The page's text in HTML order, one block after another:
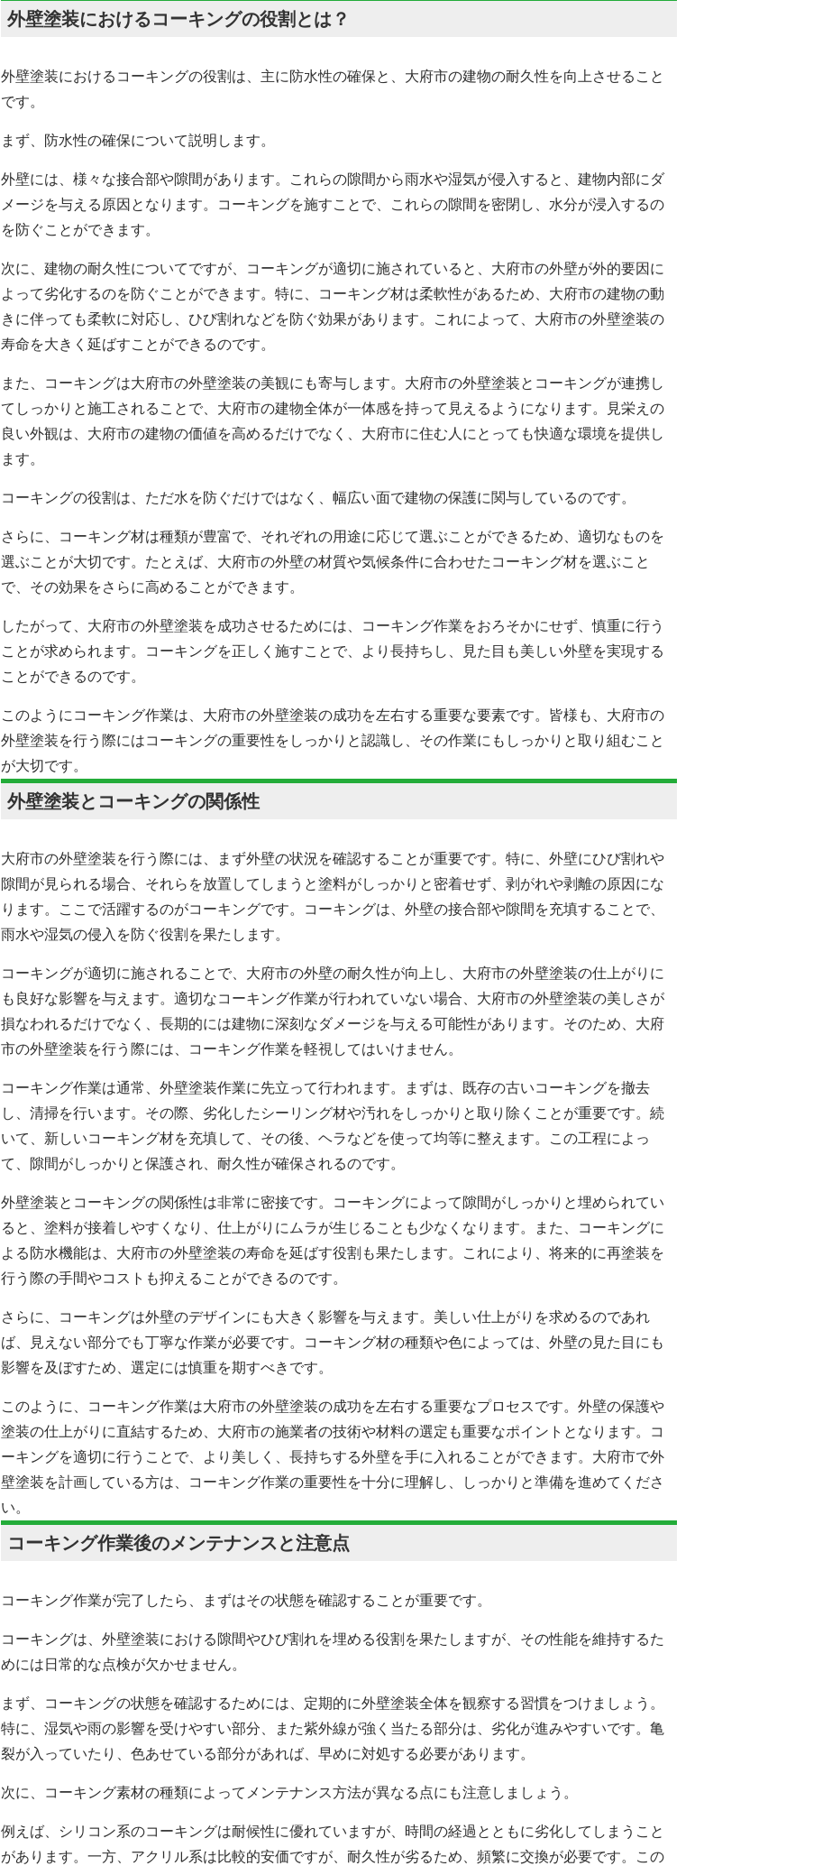
外壁塗装におけるコーキングの役割とは？
外壁塗装におけるコーキングの役割は、主に防水性の確保と、 大府市の建物の耐久性を向上させること
です。
まず、防水性の確保について説明します。
外壁には、様々な接合部や隙間があります。これらの隙間から雨水や湿気が侵入すると、建物内部にダ
メージを与える原因となります。コーキングを施すことで、これらの隙間を密閉し、水分が浸入するの
を防ぐことができます。
次に、建物の耐久性についてですが、コーキングが適切に施されていると、 大府市の外壁が外的要因に
よって劣化するのを防ぐことができます。特に、コーキング材は柔軟性があるため、 大府市の建物の動
きに伴っても柔軟に対応し、ひび割れなどを防ぐ効果があります。これによって、 大府市の外壁塗装の
寿命を大きく延ばすことができるのです。
また、コーキングは大府市の外壁塗装の美観にも寄与します。 大府市の外壁塗装とコーキングが連携し
てしっかりと施工されることで、 大府市の建物全体が一体感を持って見えるようになります。見栄えの
良い外観は、 大府市の建物の価値を高めるだけでなく、 大府市に住む人にとっても快適な環境を提供し
ます。
コーキングの役割は、ただ水を防ぐだけではなく、幅広い面で建物の保護に関与しているのです。
さらに、コーキング材は種類が豊富で、それぞれの用途に応じて選ぶことができるため、適切なものを
選ぶことが大切です。たとえば、 大府市の外壁の材質や気候条件に合わせたコーキング材を選ぶこと
で、その効果をさらに高めることができます。
したがって、 大府市の外壁塗装を成功させるためには、コーキング作業をおろそかにせず、慎重に行う
ことが求められます。コーキングを正しく施すことで、より長持ちし、見た目も美しい外壁を実現する
ことができるのです。
このようにコーキング作業は、 大府市の外壁塗装の成功を左右する重要な要素です。皆様も、 大府市の
外壁塗装を行う際にはコーキングの重要性をしっかりと認識し、その作業にもしっかりと取り組むこと
が大切です。
外壁塗装とコーキングの関係性
大府市の外壁塗装を行う際には、まず外壁の状況を確認することが重要です。特に、外壁にひび割れや
隙間が見られる場合、それらを放置してしまうと塗料がしっかりと密着せず、剥がれや剥離の原因にな
ります。ここで活躍するのがコーキングです。コーキングは、外壁の接合部や隙間を充填することで、
雨水や湿気の侵入を防ぐ役割を果たします。
コーキングが適切に施されることで、 大府市の外壁の耐久性が向上し、 大府市の外壁塗装の仕上がりに
も良好な影響を与えます。適切なコーキング作業が行われていない場合、 大府市の外壁塗装の美しさが
損なわれるだけでなく、長期的には建物に深刻なダメージを与える可能性があります。そのため、 大府
市の外壁塗装を行う際には、コーキング作業を軽視してはいけません。
コーキング作業は通常、外壁塗装作業に先立って行われます。まずは、既存の古いコーキングを撤去
し、清掃を行います。その際、劣化したシーリング材や汚れをしっかりと取り除くことが重要です。続
いて、新しいコーキング材を充填して、その後、ヘラなどを使って均等に整えます。この工程によっ
て、隙間がしっかりと保護され、耐久性が確保されるのです。
外壁塗装とコーキングの関係性は非常に密接です。コーキングによって隙間がしっかりと埋められてい
ると、塗料が接着しやすくなり、仕上がりにムラが生じることも少なくなります。また、コーキングに
よる防水機能は、 大府市の外壁塗装の寿命を延ばす役割も果たします。これにより、将来的に再塗装を
行う際の手間やコストも抑えることができるのです。
さらに、コーキングは外壁のデザインにも大きく影響を与えます。美しい仕上がりを求めるのであれ
ば、見えない部分でも丁寧な作業が必要です。コーキング材の種類や色によっては、外壁の見た目にも
影響を及ぼすため、選定には慎重を期すべきです。
このように、コーキング作業は大府市の外壁塗装の成功を左右する重要なプロセスです。外壁の保護や
塗装の仕上がりに直結するため、 大府市の施業者の技術や材料の選定も重要なポイントとなります。コ
ーキングを適切に行うことで、より美しく、長持ちする外壁を手に入れることができます。 大府市で外
壁塗装を計画している方は、コーキング作業の重要性を十分に理解し、しっかりと準備を進めてくださ
い。
コーキング作業後のメンテナンスと注意点
コーキング作業が完了したら、まずはその状態を確認することが重要です。
コーキングは、 外壁塗装における隙間やひび割れを埋める役割を果たしますが、その性能を維持するた
めには日常的な点検が欠かせません。
まず、コーキングの状態を確認するためには、定期的に外壁塗装全体を観察する習慣をつけましょう。
特に、湿気や雨の影響を受けやすい部分、また紫外線が強く当たる部分は、劣化が進みやすいです。亀
裂が入っていたり、色あせている部分があれば、早めに対処する必要があります。
次に、コーキング素材の種類によってメンテナンス方法が異なる点にも注意しましょう。
例えば、シリコン系のコーキングは耐候性に優れていますが、時間の経過とともに劣化してしまうこと
があります。一方、アクリル系は比較的安価ですが、耐久性が劣るため、頻繁に交換が必要です。この